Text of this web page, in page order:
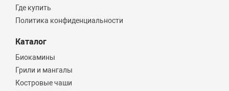
Где купить
Политика конфиденциальности
Каталог
Биокамины
Грили и мангалы
Костровые чаши